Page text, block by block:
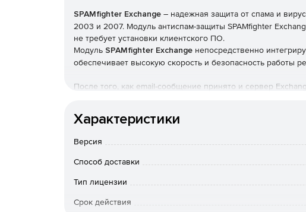
SPAMfighter Exchange – надежная защита от спама и
2003 и 2007. Модуль антиспам-защиты SPAMfighter
не требует установки клиентского ПО.
Модуль SPAMfighter Exchange непосредственно
обеспечивает высокую скорость и безопасность работы
После того, как email-сообщение принято и сервер
сообщение как спам, модуль SPAMfighter Exchange
Системные требования:
Операционная система – Microsoft Windows Server
Почтовый Сервер – Microsoft Exchange Server 2000,
Характеристики
Версия
Способ доставки
Тип лицензии
Срок действия